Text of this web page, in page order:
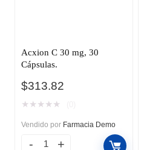
Acxion C 30 mg, 30
Cápsulas.
$313.82
★ ★ ★ ★ ★
Vendido por Farmacia Demo